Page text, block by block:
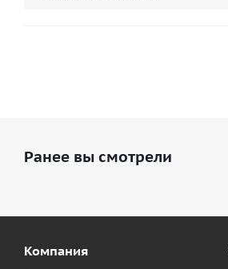
Ранее вы смотрели
Компания